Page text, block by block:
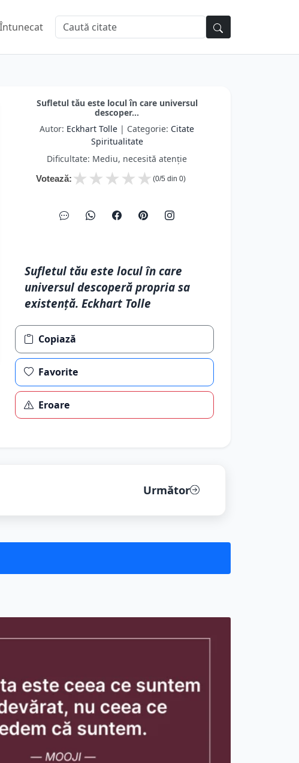
Sufletul tău este locul în care universul
descoper...
Autor: Eckhart Tolle | Categorie: Citate
Spiritualitate
Dificultate: Mediu, necesită atenție
Votează: ★
★
★
★
★ (0/5 din 0)
Sufletul tău este locul în care
universul descoperă propria sa
existență. Eckhart Tolle
Copiază
Favorite
Eroare
Următor